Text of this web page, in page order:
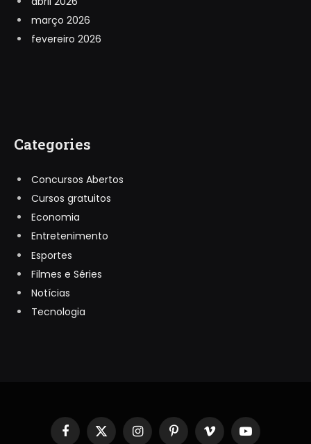
março 2026
fevereiro 2026
Categories
Concursos Abertos
Cursos gratuitos
Economia
Entretenimento
Esportes
Filmes e Séries
Notícias
Tecnologia
Facebook
X
InstagramPinterestVimeo YouTube